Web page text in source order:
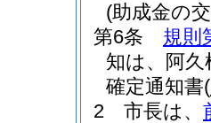
(助成金の
第6条
規則
知は、阿久
確定通知書(
2
市長は、